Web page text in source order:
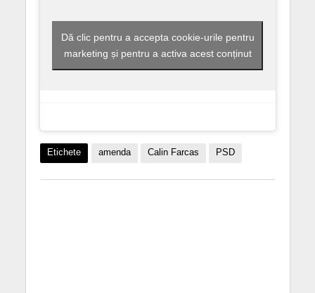
Dă clic pentru a accepta cookie-urile pentru
marketing și pentru a activa acest conținut
Etichete amenda Calin Farcas PSD